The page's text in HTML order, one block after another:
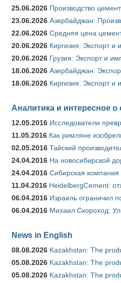
25.06.2026 Производство
23.06.2026 Азербайджан:
22.06.2026 Средняя цена
20.06.2026 Киргизия: Экспорт
20.06.2026 Грузия: Экспорт и
18.06.2026 Азербайджан:
18.06.2026 Киргизия: Экспорт и
Аналитика и интересное о
12.05.2016 Исследователи
11.05.2016 Как римляне
02.05.2016 Тайский
24.04.2016 На новосибирской
24.04.2016 Сибирская
11.04.2016 HeidelbergCement:
06.04.2016 Израиль ограничил
06.04.2016 Михаил Скороход:
News in English
08.08.2026 Kazakhstan: The
05.08.2026 Kazakhstan: The
05.08.2026 Kazakhstan: The